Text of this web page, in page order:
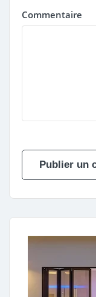
Commentaire